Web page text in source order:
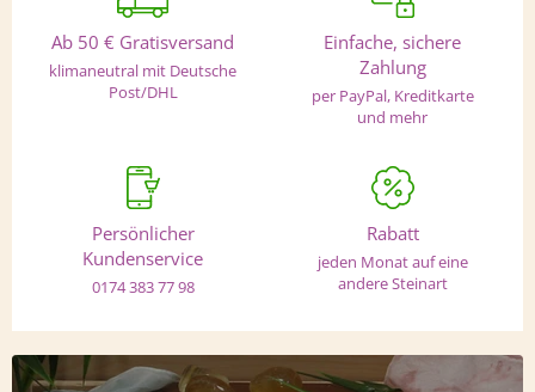
Ab 50 € Gratisversand
klimaneutral mit Deutsche
Post/DHL
Einfache, sichere
Zahlung
per PayPal, Kreditkarte
und mehr
Persönlicher
Kundenservice
0174 383 77 98
Rabatt
jeden Monat auf eine
andere Steinart